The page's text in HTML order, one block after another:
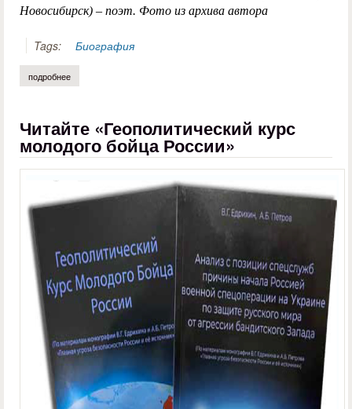
Новосибирск) – поэт. Фото из архива автора
Tags: Биография
подробнее
Читайте «Геополитический курс
молодого бойца России»